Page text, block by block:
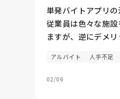
単発バイトアプリの
従業員は色々な施
ますが、逆にデメ
アルバイト 人手不足
02/06